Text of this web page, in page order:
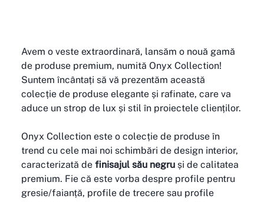
Avem o veste extraordinară, lansăm o nouă gamă
de produse premium, numită Onyx Collection!
Suntem încântați să vă prezentăm această
colecție de produse elegante și rafinate, care va
aduce un strop de lux și stil în proiectele clienților.
Onyx Collection este o colecție de produse în
trend cu cele mai noi schimbări de design interior,
caracterizată de finisajul său negru și de calitatea
premium. Fie că este vorba despre profile pentru
gresie/faianță, profile de trecere sau profile